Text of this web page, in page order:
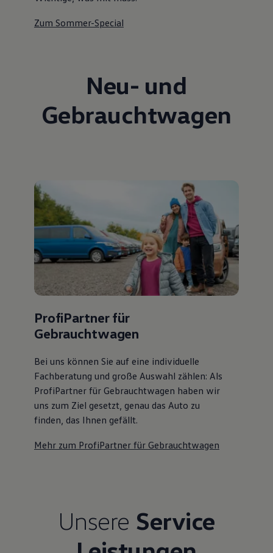
Zum Sommer-Special
Neu- und
Gebrauchtwagen
ProfiPartner für
Gebrauchtwagen
Bei uns können Sie auf eine individuelle
Fachberatung und große Auswahl zählen: Als
ProfiPartner für Gebrauchtwagen haben wir
uns zum Ziel gesetzt, genau das Auto zu
finden, das Ihnen gefällt.
Mehr zum ProfiPartner für Gebrauchtwagen
Unsere Service